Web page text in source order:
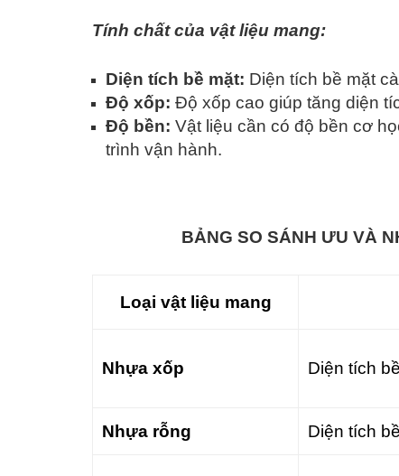
Tính chất của vật liệu mang:
Diện tích bề mặt: Diện tích bề mặt
Độ xốp: Độ xốp cao giúp tăng diện
Độ bền: Vật liệu cần có độ bền cơ
trình vận hành.
BẢNG SO SÁNH ƯU VÀ
Loại vật liệu mang
Nhựa xốp Diện tích
Nhựa rỗng Diện tích